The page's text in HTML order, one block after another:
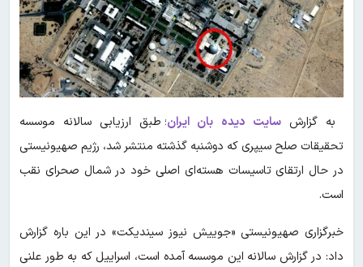
به گزارشسایت دیده بان ایران؛ طبق ارزیابی سالانه موسسه
تحقیقات صلح سیپری که دوشنبه گذشته منتشر شد، رژیم صهیونیستی
در حال ارتقای تاسیسات هسته‌ای اصلی خود در شمال صحرای نقب
است.
خبرگزاری صهیونیستی «جوییش نیوز سیندیکت» در این باره گزارش
داد: در گزارش سالانه این موسسه آمده است، اسراییل که به طور علنی